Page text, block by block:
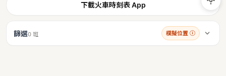
下載火車時刻表 App
篩選0 班 模擬位置 ⓘ